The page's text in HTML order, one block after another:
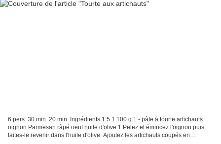
6 pers. 30 min. 20 min. Ingrédients 1 5 1 100 g 1 - pâte à tourte artichauts
oignon Parmesan râpé oeuf huile d'olive 1 Pelez et émincez l'oignon puis
faites-le revenir dans l'huile d'olive. Ajoutez les artichauts coupés en